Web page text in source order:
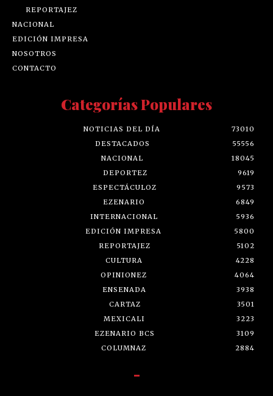
REPORTAJEZ
NACIONAL
EDICIÓN IMPRESA
NOSOTROS
CONTACTO
Categorías Populares
NOTICIAS DEL DÍA
73010
DESTACADOS
55556
NACIONAL
18045
DEPORTEZ
9619
ESPECTÁCULOZ
9573
EZENARIO
6849
INTERNACIONAL
5936
EDICIÓN IMPRESA
5800
REPORTAJEZ
5102
CULTURA
4228
OPINIONEZ
4064
ENSENADA
3938
CARTAZ
3501
MEXICALI
3223
EZENARIO BCS
3109
COLUMNAZ
2884
-